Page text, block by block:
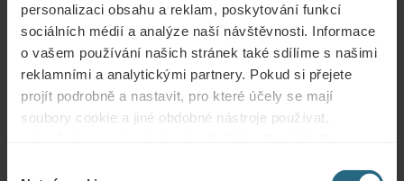
personalizaci obsahu a reklam, poskytování funkcí
sociálních médií a analýze naší návštěvnosti. Informace
o vašem používání našich stránek také sdílíme s našimi
reklamními a analytickými partnery. Pokud si přejete
projít podrobně a nastavit, pro které účely se mají
soubory cookie a jiné obdobné nástroje používat,
Regenerace a
rehabilitace
Koupání v minerální, termální nebo
slané vodě jako časem prověřená
vodoléčba, léčba teplem za pomoci